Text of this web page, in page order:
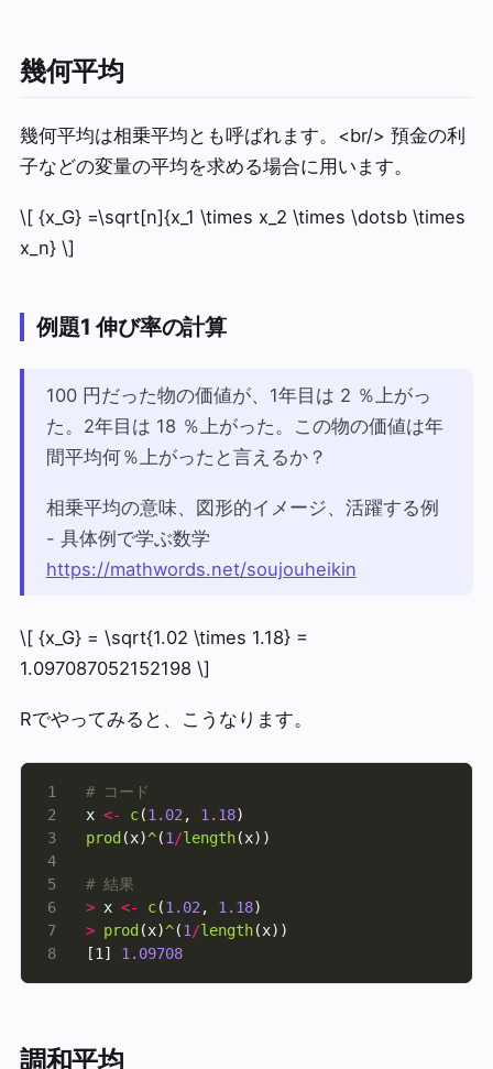
幾何平均
幾何平均は相乗平均とも呼ばれます。<br/> 預金の利
子などの変量の平均を求める場合に用います。
\[ {x_G} =\sqrt[n]{x_1 \times x_2 \times \dotsb \times
x_n} \]
例題1 伸び率の計算
100 円だった物の価値が、1年目は 2 ％上がっ
た。2年目は 18 ％上がった。この物の価値は年
間平均何％上がったと言えるか？
相乗平均の意味、図形的イメージ、活躍する例
- 具体例で学ぶ数学
https://mathwords.net/soujouheikin
\[ {x_G} = \sqrt{1.02 \times 1.18} =
1.097087052152198 \]
Rでやってみると、こうなります。
1
3
4
5
6
7
8
# コード
x <- c(1.02, 1.18
prod (x)^(1/length
# 結果
> x <- c(1.02, 1.18
> prod (x)^(1/length
[1] 1.09708
調和平均